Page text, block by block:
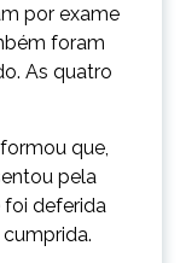
por exame
foram
As quatro
que,
pela
foi deferida